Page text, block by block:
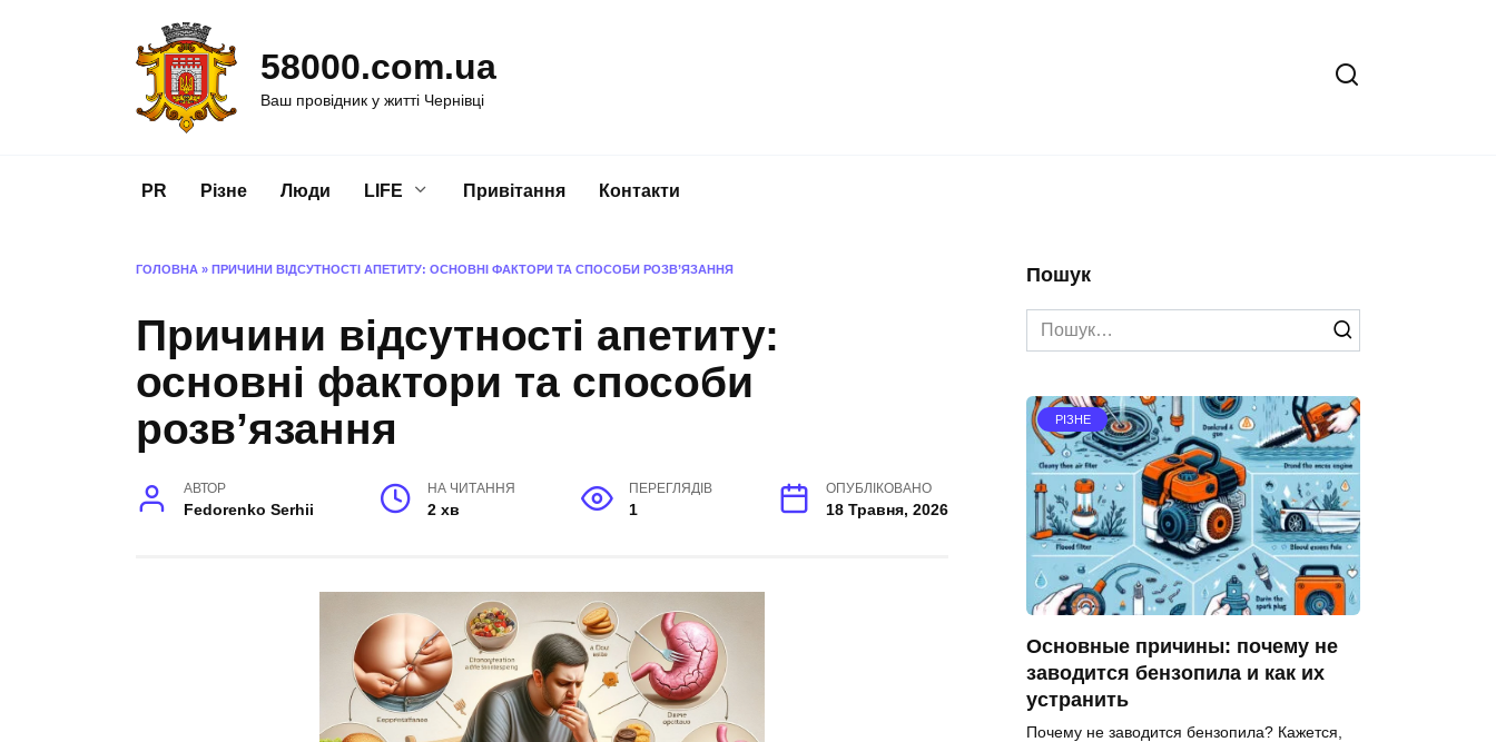
58000.com.ua
Ваш провідник у житті Чернівці
PR Різне Люди LIFE Привітання Контакти
ГОЛОВНА » ПРИЧИНИ ВІДСУТНОСТІ АПЕТИТУ: ОСНОВНІ ФАКТОРИ ТА СПОСОБИ РОЗВ’ЯЗАННЯ
Причини відсутності апетиту:
основні фактори та способи
розв’язання
АВТОР
Fedorenko Serhii
НА ЧИТАННЯ
2 хв
ПЕРЕГЛЯДІВ
1
ОПУБЛІКОВАНО
18 Травня, 2026
Пошук
Search
for:
РІЗНЕ
Основные причины: почему не
заводится бензопила и как их
устранить
Почему не заводится бензопила? Кажется,